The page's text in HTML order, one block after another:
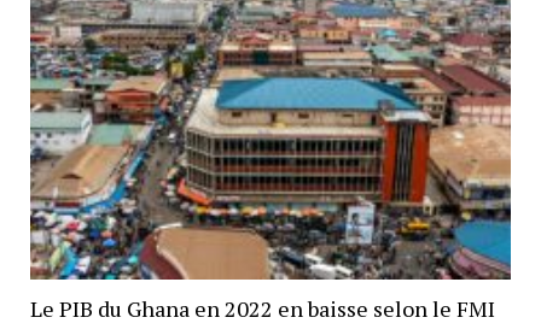
Le PIB du Ghana en 2022 en baisse selon le FMI